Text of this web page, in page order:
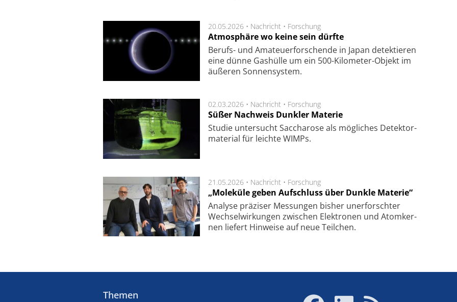
20.05.2026 • Nachricht • Forschung
Atmosphäre wo keine sein dürfte
Berufs- und Ama­teuer­for­schen­de in Japan de­tek­tie­ren
eine dün­ne Gas­hül­le um ein 500-Kilo­meter-Objekt im
äu­ße­ren Son­nen­sys­tem.
02.03.2026 • Nachricht • Forschung
Süßer Nachweis Dunkler Materie
Studie unter­sucht Saccha­ro­se als mög­li­ches De­tek­tor­
ma­te­rial für leich­te WIMPs.
21.05.2026 • Nachricht • Forschung
„Moleküle geben Aufschluss über Dunkle Materie“
Analyse prä­zi­ser Mes­sung­en bis­her un­er­for­schter
Wech­sel­wir­kung­en zwi­schen Elek­tro­nen und Atom­ker­
nen lie­fert Hin­wei­se auf neue Teil­chen.
Themen